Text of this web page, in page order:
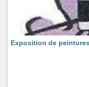
Exposition de